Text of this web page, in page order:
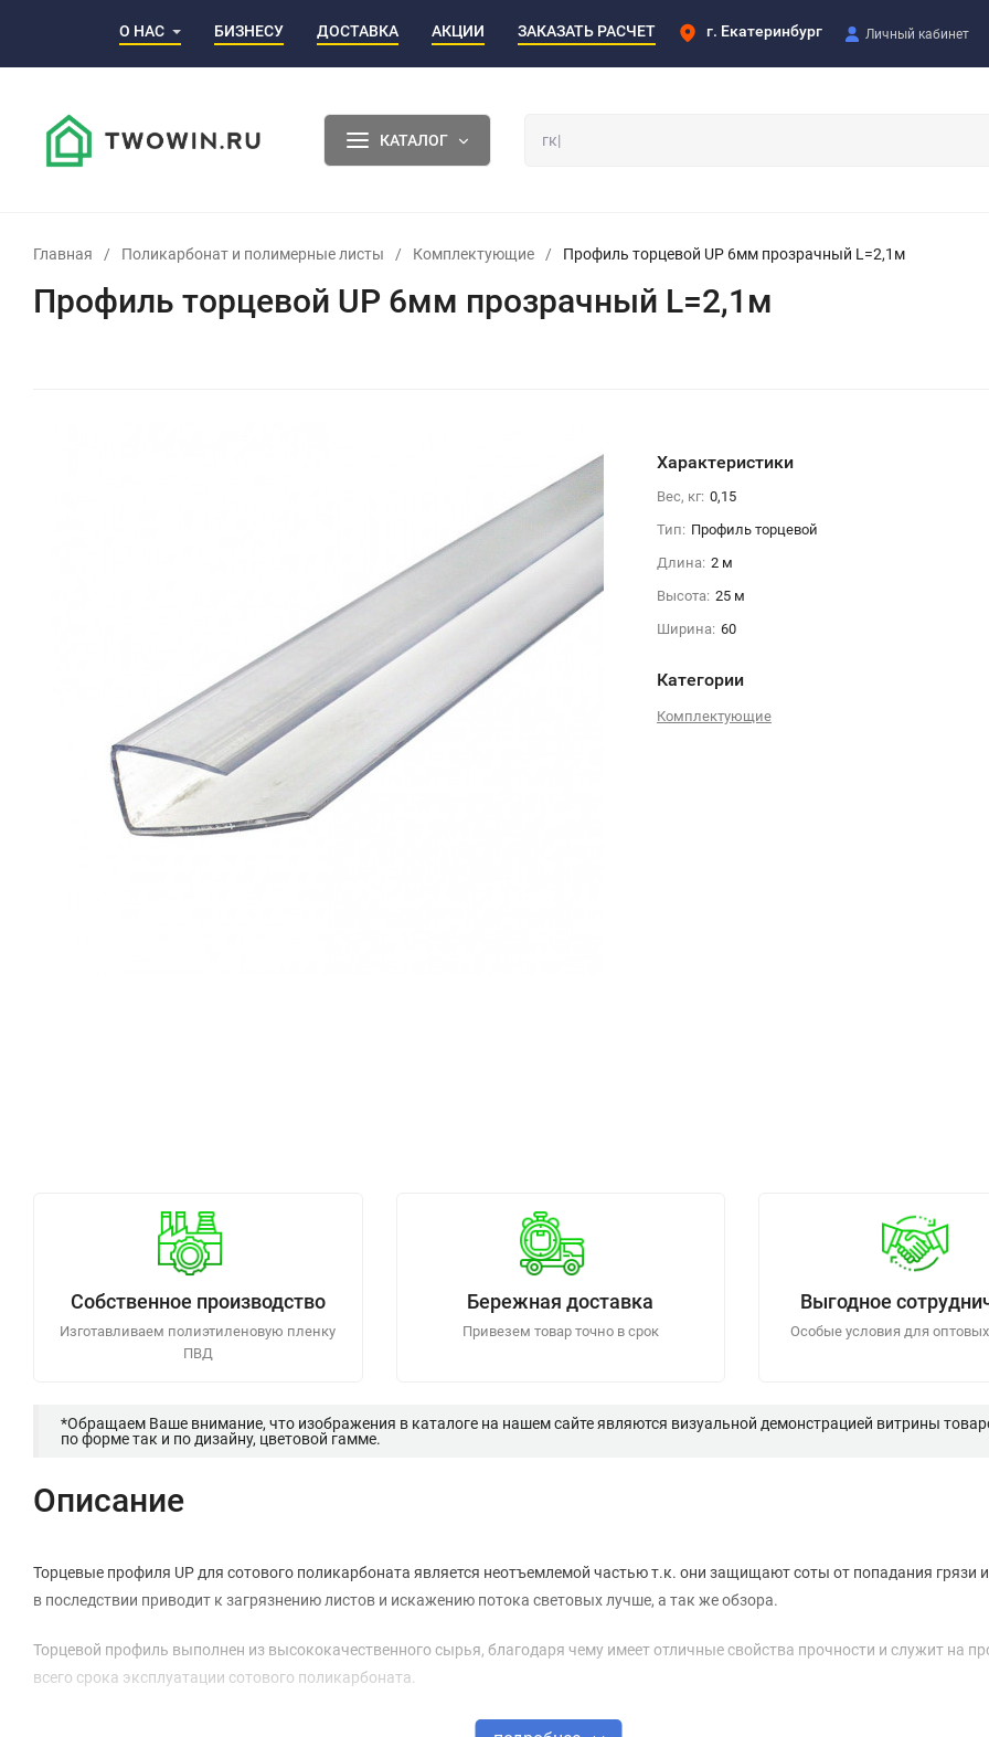
О НАС БИЗНЕСУ ДОСТАВКА АКЦИИ ЗАКАЗАТЬ РАСЧЕТ г. Екатеринбург Личный кабинет
КАТАЛОГ
Главная / Поликарбонат и полимерные листы / Комплектующие / Профиль торцевой UP 6мм прозрачный L=2,1м
Профиль торцевой UP 6мм прозрачный L=2,1м
Характеристики
Вес, кг: 0,15
Тип: Профиль торцевой
Длина: 2 м
Высота: 25 м
Ширина: 60
Категории
Комплектующие
Собственное производство
Изготавливаем полиэтиленовую пленку
ПВД
Бережная доставка
Привезем товар точно в срок
Выгодное
Особые условия для
*Обращаем Ваше внимание, что изображения в каталоге на нашем сайте являются визуальной демонстрацией витрины
по форме так и по дизайну, цветовой гамме.
Описание
Торцевые профиля UP для сотового поликарбоната является неотъемлемой частью т.к. они защищают соты от попадания грязи
в последствии приводит к загрязнению листов и искажению потока световых лучше, а так же обзора.
Торцевой профиль выполнен из высококачественного сырья, благодаря чему имеет отличные свойства прочности и служит на
всего срока эксплуатации сотового поликарбоната.